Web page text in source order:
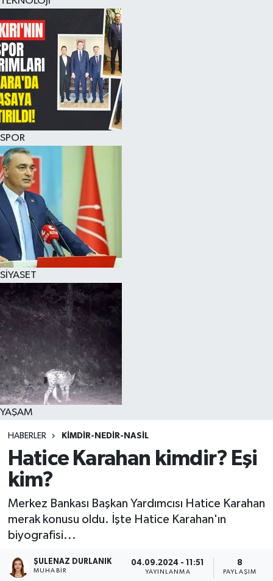
SPOR
SİYASET
YAŞAM
HABERLER KIMDIR-NEDIR-NASIL
Hatice Karahan kimdir? Eşi
kim?
Merkez Bankası Başkan Yardımcısı Hatice Karahan
merak konusu oldu. İşte Hatice Karahan'ın
biyografisi...
ŞULENAZ DURLANIK
MUHABIR
04.09.2024 - 11:51
YAYINLANMA
8
PAYLAŞIM